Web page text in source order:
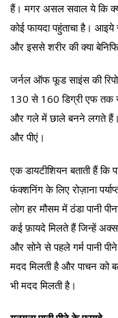
हैं। मगर असल सवाल ये कि
कोई फायदा पहुंताचा है। आइये
और इससे शरीर की क्या
जर्नल ऑफ फूड साइंस की
130 से 160 डिग्री एफ तक
और गले में छाले बनने लगते हैं।
और पीएं।
एक डायटीशियन बताती हैं कि
फंक्शनिंग के लिए रोज़ाना
लोग हर मौसम में ठंडा पानी
कई फ़ायदे मिलते हैं जिन्हें
और सोने से पहले गर्म पानी
मदद मिलती है और पाचन को
भी मदद मिलती है।